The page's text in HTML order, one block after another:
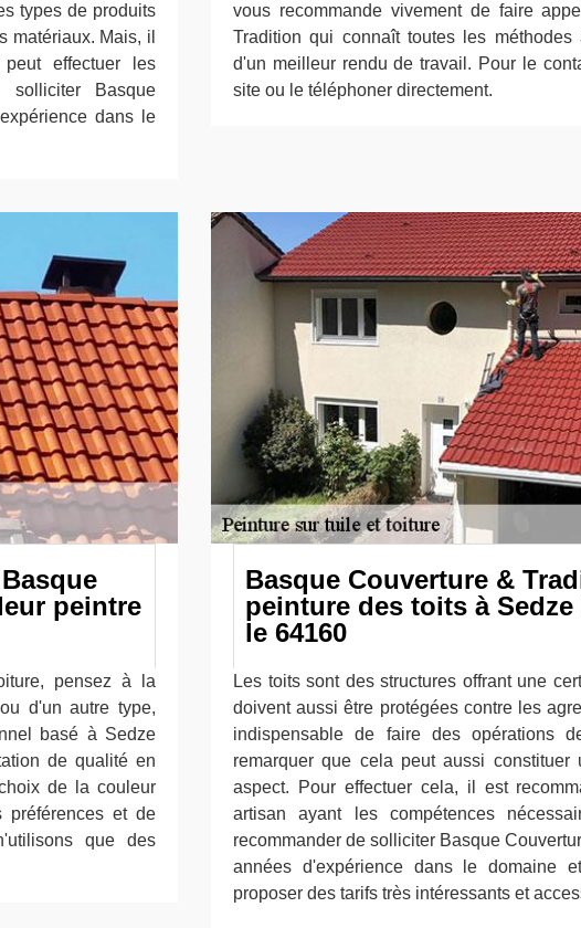
types de produits
matériaux. Mais, il
effectuer les
solliciter Basque
dans le
vous recommande vivement de faire
Tradition qui connaît toutes les
d'un meilleur rendu de travail. Pour le
site ou le téléphoner directement.
peintre
pensez à la
d'un autre type,
basé à Sedze
de qualité en
de la couleur
préférences et de
que des
Basque Couverture &
peinture des toits à
le 64160
Les toits sont des structures offrant une
doivent aussi être protégées contre les
indispensable de faire des opérations
remarquer que cela peut aussi constituer
aspect. Pour effectuer cela, il est
artisan ayant les compétences
recommander de solliciter Basque
années d'expérience dans le domaine
proposer des tarifs très intéressants et